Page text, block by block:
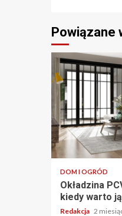
Powiązane
DOM I OGRÓD
Okładzina
kiedy warto
Redakcja 2